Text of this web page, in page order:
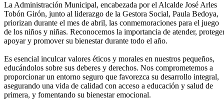
​La Administración Municipal, encabezada por el Alcalde José Arles
Tobón Girón, junto al liderazgo de la Gestora Social, Paula Bedoya,
priorizan durante el mes de abril, las conmemoraciones para el juego
de los niños y niñas. Reconocemos la importancia de atender,
apoyar y promover su bienestar durante todo el año.
Es esencial inculcar valores éticos y morales en nuestros pequeños,
educándolos sobre sus deberes y derechos. Nos comprometemos a
proporcionar un entorno seguro que favorezca su desarrollo integral,
asegurando una vida de calidad con acceso a educación y salud de
primera, y fomentando su bienestar emocional.